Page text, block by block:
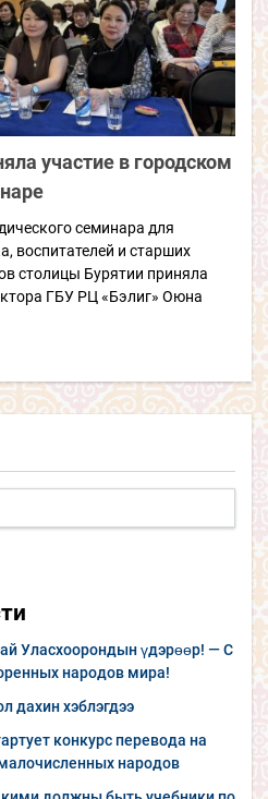
участие в городском
семинара для
воспитателей и старших
столицы Бурятии приняла
ГБУ РЦ «Бэлиг» Оюна
Уласхоорондын үдэрөөр! — С
народов мира!
дахин хэблэгдээ
конкурс перевода на
народов